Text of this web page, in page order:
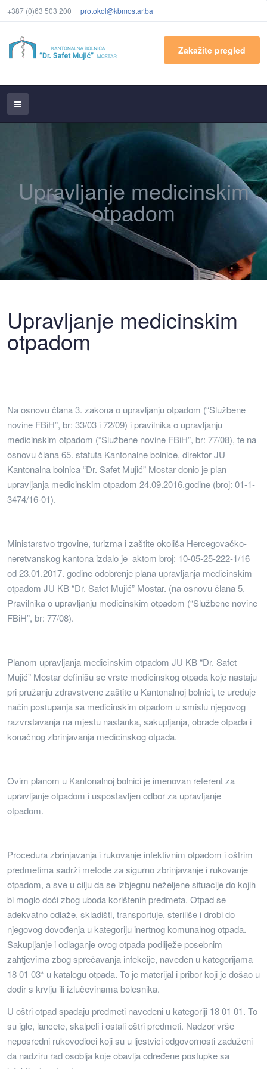
+387 (0)63 503 200 protokol@kbmostar.ba
Zakažite pregled
Upravljanje medicinskim
otpadom
Upravljanje medicinskim
otpadom
Na osnovu člana 3. zakona o upravljanju otpadom (“Službene
novine FBiH”, br: 33/03 i 72/09) i pravilnika o upravljanju
medicinskim otpadom (“Službene novine FBiH”, br: 77/08), te na
osnovu člana 65. statuta Kantonalne bolnice, direktor JU
Kantonalna bolnica “Dr. Safet Mujić” Mostar donio je plan
upravljanja medicinskim otpadom 24.09.2016.godine (broj: 01-1-
3474/16-01).
Ministarstvo trgovine, turizma i zaštite okoliša Hercegovačko-
neretvanskog kantona izdalo je aktom broj: 10-05-25-222-1/16
od 23.01.2017. godine odobrenje plana upravljanja medicinskim
otpadom JU KB “Dr. Safet Mujić” Mostar. (na osnovu člana 5.
Pravilnika o upravljanju medicinskim otpadom (“Službene novine
FBiH”, br: 77/08).
Planom upravljanja medicinskim otpadom JU KB “Dr. Safet
Mujić” Mostar definišu se vrste medicinskog otpada koje nastaju
pri pružanju zdravstvene zaštite u Kantonalnoj bolnici, te uređuje
način postupanja sa medicinskim otpadom u smislu njegovog
razvrstavanja na mjestu nastanka, sakupljanja, obrade otpada i
konačnog zbrinjavanja medicinskog otpada.
Ovim planom u Kantonalnoj bolnici je imenovan referent za
upravljanje otpadom i uspostavljen odbor za upravljanje
otpadom.
Procedura zbrinjavanja i rukovanje infektivnim otpadom i oštrim
predmetima sadrži metode za sigurno zbrinjavanje i rukovanje
otpadom, a sve u cilju da se izbjegnu neželjene situacije do kojih
bi moglo doći zbog uboda korištenih predmeta. Otpad se
adekvatno odlaže, skladišti, transportuje, steriliše i drobi do
njegovog dovođenja u kategoriju inertnog komunalnog otpada.
Sakupljanje i odlaganje ovog otpada podliježe posebnim
zahtjevima zbog sprečavanja infekcije, naveden u kategorijama
18 01 03* u katalogu otpada. To je materijal i pribor koji je došao u
dodir s krvlju ili izlučevinama bolesnika.
U oštri otpad spadaju predmeti navedeni u kategoriji 18 01 01. To
su igle, lancete, skalpeli i ostali oštri predmeti. Nadzor vrše
neposredni rukovodioci koji su u ljestvici odgovornosti zaduženi
da nadziru rad osoblja koje obavlja određene postupke sa